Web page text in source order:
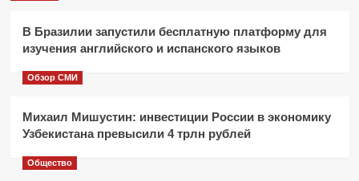
В Бразилии запустили бесплатную платформу для
изучения английского и испанского языков
Обзор СМИ
Михаил Мишустин: инвестиции России в экономику
Узбекистана превысили 4 трлн рублей
Общество